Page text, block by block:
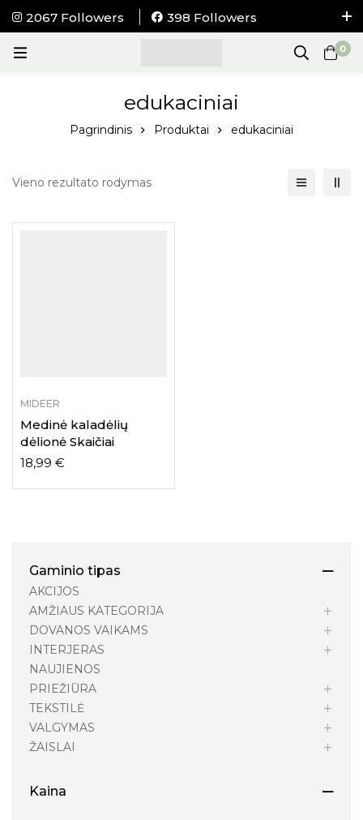
2067 Followers
398 Followers
paštomatus nuo 100Eur.
0
edukaciniai
Pagrindinis Produktai edukaciniai
Gaminio tipas
AKCIJOS
AMŽIAUS KATEGORIJA
DOVANOS VAIKAMS
INTERJERAS
NAUJIENOS
PRIEŽIŪRA
TEKSTILĖ
VALGYMAS
ŽAISLAI
Kaina
Vieno rezultato rodymas
MIDEER
Medinė kaladėlių
dėlionė Skaičiai
18,99 €